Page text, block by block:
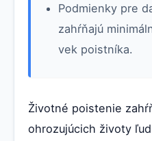
Podmienky pre
zahŕňajú
vek poistníka.
Životné poistenie
ohrozujúcich životy